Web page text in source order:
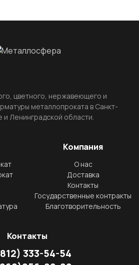
цветного, нержавеющего и
металлопроката в Санкт-
и Ленинградской области.
Компания
О нас
Доставка
Контакты
Государственные контракты
Благотворительность
Контакты
333-54-54